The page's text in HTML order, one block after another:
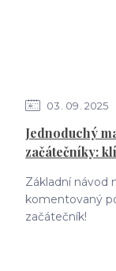
03 09 2025
Jednoduchý
začátečníky:
Základní návod
komentovaný
začátečník!